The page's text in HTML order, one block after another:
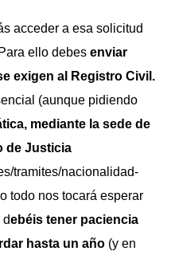
acceder a esa solicitud
ello debes enviar
exigen al Registro Civil.
(aunque pidiendo
mediante la sede de
de Justicia
tramites/nacionalidad-
todo nos tocará esperar
ebéis tener paciencia
hasta un año (y en